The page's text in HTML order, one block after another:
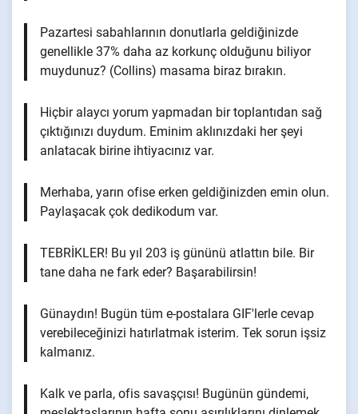
Pazartesi sabahlarının donutlarla geldiğinizde
genellikle 37% daha az korkunç olduğunu biliyor
muydunuz? (Collins) masama biraz bırakın.
Hiçbir alaycı yorum yapmadan bir toplantıdan sağ
çıktığınızı duydum. Eminim aklınızdaki her şeyi
anlatacak birine ihtiyacınız var.
Merhaba, yarın ofise erken geldiğinizden emin olun.
Paylaşacak çok dedikodum var.
TEBRİKLER! Bu yıl 203 iş gününü atlattın bile. Bir
tane daha ne fark eder? Başarabilirsin!
Günaydın! Bugün tüm e-postalara GIF'lerle cevap
verebileceğinizi hatırlatmak isterim. Tek sorun işsiz
kalmanız.
Kalk ve parla, ofis savaşçısı! Bugünün gündemi,